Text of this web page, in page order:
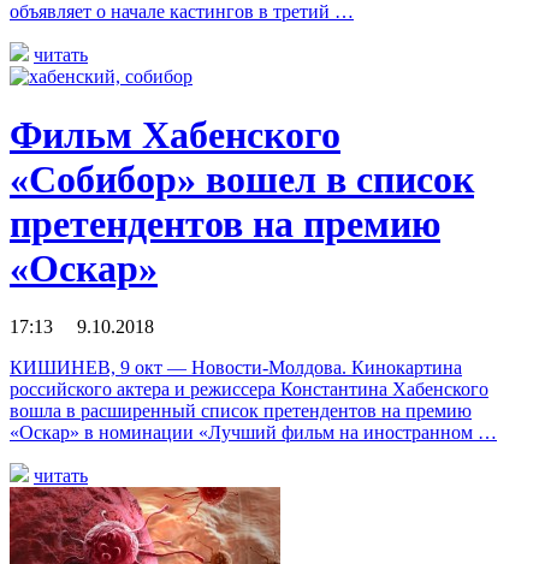
объявляет о начале кастингов в третий …
читать
Фильм Хабенского
«Собибор» вошел в список
претендентов на премию
«Оскар»
17:13 9.10.2018
КИШИНЕВ, 9 окт — Новости-Молдова. Кинокартина
российского актера и режиссера Константина Хабенского
вошла в расширенный список претендентов на премию
«Оскар» в номинации «Лучший фильм на иностранном …
читать